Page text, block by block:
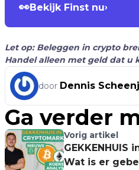
👀Bekijk Finst nu›
Let op: Beleggen in crypto
Handel alleen met geld dat u
door Dennis
Ga verder
Vorig artikel
GEKKENHUIS
Wat is er